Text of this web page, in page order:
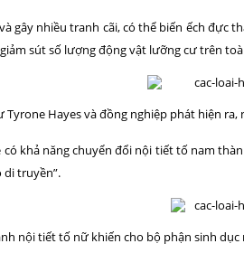
nhiều tranh cãi, có thể biến ếch đực
sút số lượng động vật lưỡng cư trên
Hayes và đồng nghiệp phát hiện
khả năng chuyển đổi nội tiết tố nam
di truyền”.
nội tiết tố nữ khiến cho bộ phận sinh